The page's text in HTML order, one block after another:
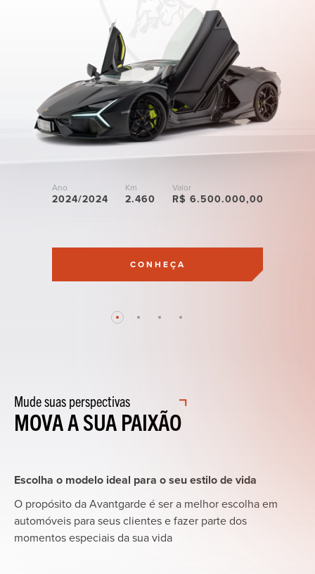
Ano
2024/2024
Km
2.460
Valor
R$ 6.500.000,00
CONHEÇA
ATELIER
TECNICA
640-2
GTS
Mudesuas perspectivas
MOVAASUA PAIXÃO
Escolha o modelo ideal para o seu estilo de vida
O propósito da Avantgarde é ser a melhor escolha em
automóveis para seus clientes e fazer parte dos
momentos especiais da sua vida